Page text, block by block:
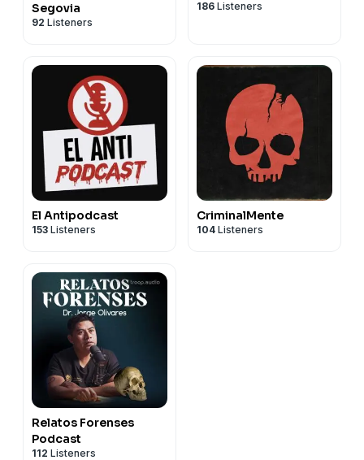
Segovia
92 Listeners
186 Listeners
El Antipodcast
153 Listeners
CriminalMente
104 Listeners
Relatos Forenses
Podcast
112 Listeners